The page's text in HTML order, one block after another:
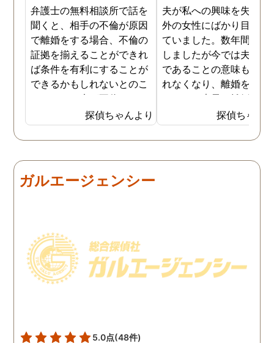
弁護士の無料相談所で話を
聞くと、相手の不倫が原因
で離婚をする場合、不倫の
証拠を揃えることができれ
ば条件を有利にすることが
できるかもしれないとのこ
とでした。夫が不倫をして
いるのは確実なのですが、
私の証言だけでは効力が弱
いようです。弁護士のアド
の証拠を集めてもらうこと
にしました。夫は私への関
とはしょっちゅうです。次
の休みも休日出勤と称して
家を空けているので、この
日に証拠集めをお願いしま
と会い、そのまま夜まで過
探偵ちゃんより
夫が私への興味を失くし
外の女性にばかり目を向
ていました。数年間は我
しましたが今では夫と夫
であることの意味も感じ
れなくなり、離婚を決意
ました。素早く離婚を成
させるためには夫の不倫
証拠を手に入れることが
っ取り早く、探偵に調査
行動パターンを伝え、予
必要な不倫の証拠も手に
れることができました。
探偵ちゃん
ガルエージェンシー
5.0点(48件)